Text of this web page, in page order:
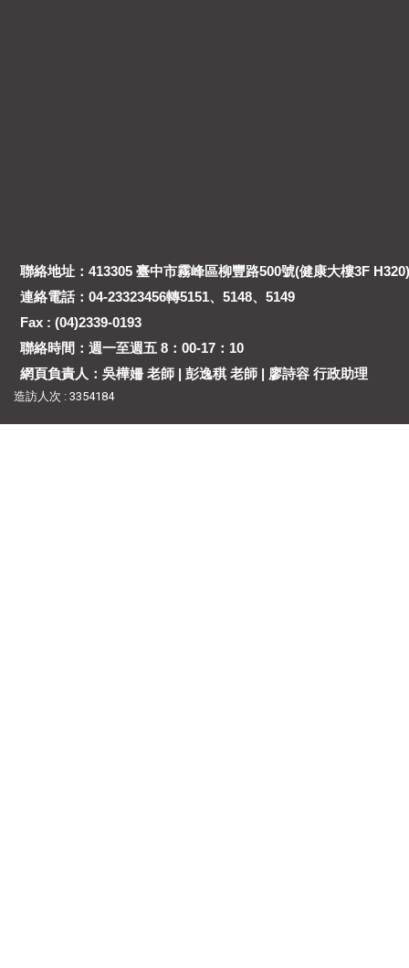
聯絡地址：413305 臺中市霧峰區柳豐路500號(健康大樓3F H320)
連絡電話：04-23323456轉5151、5148、5149
Fax : (04)2339-0193
聯絡時間：週一至週五 8：00-17：10
網頁負責人：吳樺姍 老師 | 彭逸稘 老師 | 廖詩容 行政助理
造訪人次 : 3354184